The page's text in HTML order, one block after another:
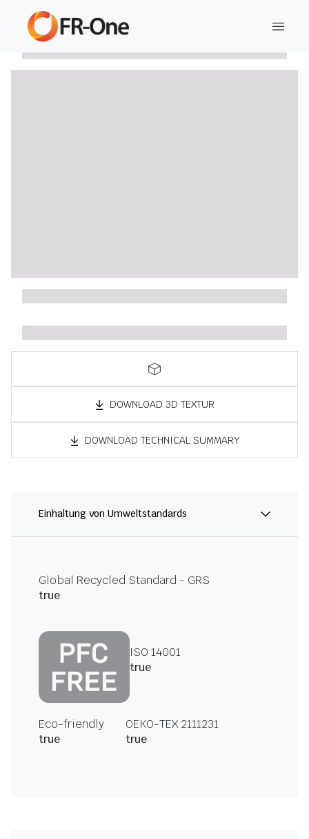
DOWNLOAD 3D TEXTUR
DOWNLOAD TECHNICAL SUMMARY
Einhaltung von Umweltstandards
Global Recycled Standard - GRS
true
ISO 14001
true
Eco-friendly
true
OEKO-TEX 2111231
true